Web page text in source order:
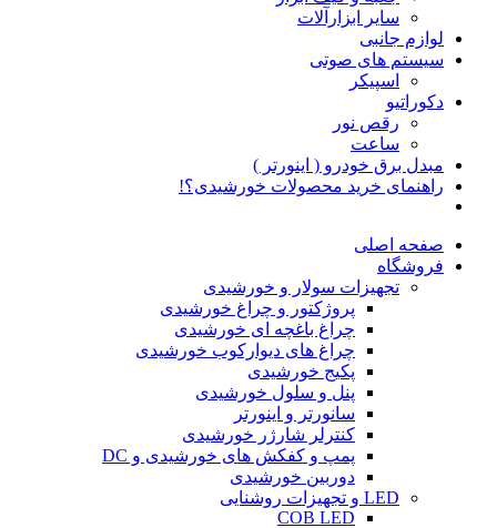
سایر ابزارآلات
لوازم جانبی
سیستم های صوتی
اسپیکر
دکوراتیو
رقص نور
ساعت
مبدل برق خودرو ( اینورتر )
راهنمای خرید محصولات خورشیدی؟!
صفحه اصلی
فروشگاه
تجهیزات سولار و خورشیدی
پروژکتور و چراغ خورشیدی
چراغ باغچه ای خورشیدی
چراغ های دیوارکوب خورشیدی
پکیج خورشیدی
پنل و سلول خورشیدی
سانورتر و اینورتر
کنترلر شارژر خورشیدی
پمپ و کفکش های خورشیدی و DC
دوربین خورشیدی
LED و تجهیزات روشنایی
COB LED